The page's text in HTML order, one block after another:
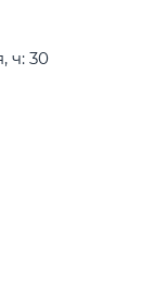
ч: 30